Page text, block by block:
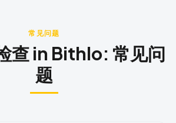
常见问题
查in Bithlo: 常见问
题